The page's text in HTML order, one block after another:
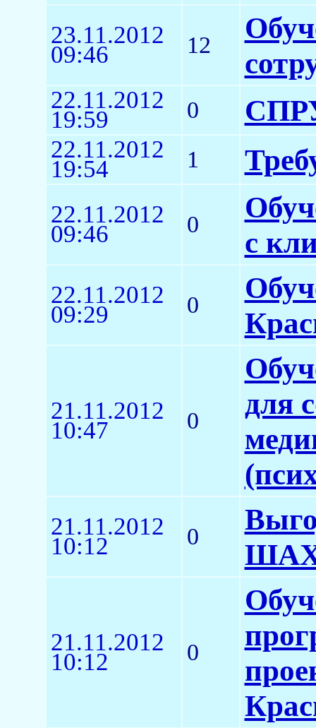
23.11.2012
09:46 12
22.11.2012
19:59 0
22.11.2012
19:54 1
22.11.2012
09:46 0
с
22.11.2012
09:29 0
21.11.2012
10:47 0
для
21.11.2012
10:12 0
21.11.2012
10:12 0